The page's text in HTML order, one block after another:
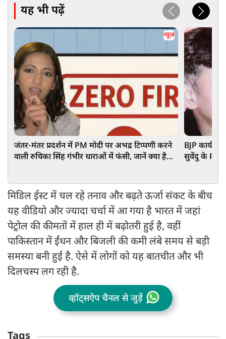
यह भी पढ़ें
न्यूज
जंतर-मंतर प्रदर्शन में PM मोदी पर अभद्र टिप्पणी करने
वाली रुचिका सिंह गंभीर धाराओं में फंसी, जानें क्या है
BJP
सुवेंदु के PA
मिडिल ईस्ट में चल रहे तनाव और बढ़ते ऊर्जा संकट के बीच
यह वीडियो और ज्यादा चर्चा में आ गया है भारत में जहां
पेट्रोल की कीमतों में हाल ही में बढ़ोतरी हुई है, वहीं
पाकिस्तान में ईंधन और बिजली की कमी लंबे समय से बड़ी
समस्या बनी हुई है. ऐसे में लोगों को यह बातचीत और भी
दिलचस्प लग रही है.
व्हॉट्सऐप चैनल से जुड़ें
Tags